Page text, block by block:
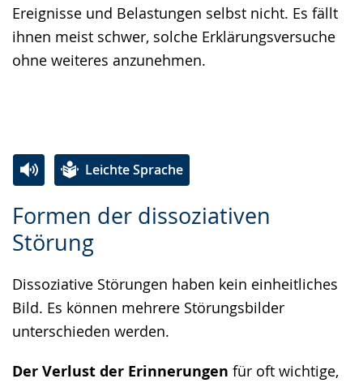
Ereignisse und Belastungen selbst nicht. Es fällt
ihnen meist schwer, solche Erklärungsversuche
ohne weiteres anzunehmen.
Formen der dissoziativen
Störung
Dissoziative Störungen haben kein einheitliches
Bild. Es können mehrere Störungsbilder
unterschieden werden.
Der Verlust der Erinnerungen für oft wichtige,
Leichte Sprache
Leichten
Sprache
Audio-
Unterstützung.
Video
in
Gebärdensprache
wird
angezeigt.